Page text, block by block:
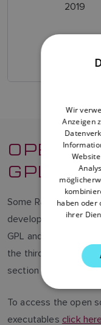
2019
OPEN
GPL/
Some Raymarine
developed by third
GPL and LGPL
the third party
section of our
To access the open
executables click
Wir
Anzeigen
haben oder
ihrer